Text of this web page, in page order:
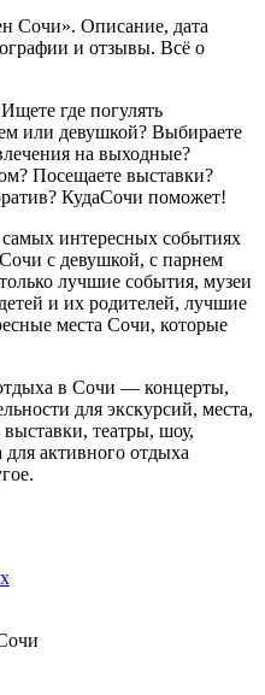
Сочи». Описание, дата
и отзывы. Всё о
где погулять
или девушкой? Выбираете
на выходные?
Посещаете выставки?
КудаСочи поможет!
интересных событиях
с девушкой, с парнем
лучшие события, музеи
и их родителей, лучшие
места Сочи, которые
в Сочи — концерты,
для экскурсий, места,
театры, шоу,
активного отдыха